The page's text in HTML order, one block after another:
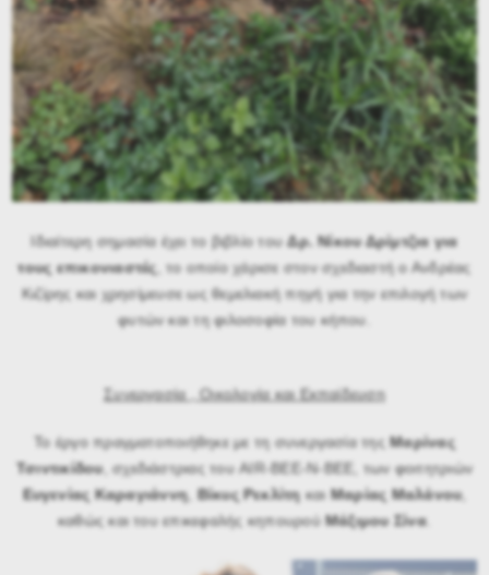
Ιδιαίτερη σημασία έχει το βιβλίο τουΔρ. Νίκου Δρίμτζια για
τους επικονιαστές, το οποίο χάρισε στον σχεδιαστή ο Ανδρέας
Κιζίρης και χρησίμευσε ως θεμελιακή πηγή για την επιλογή των
φυτών και τη φιλοσοφία του κήπου.
Συνεργασία , Οικολογία και Εκπαίδευση
Το έργο πραγματοποιήθηκε με τη συνεργασία τηςΜαρίνας
Τσιντικίδου, σχεδιάστριας του AIR-BEE-N-BEE, των φοιτητριών
Ευγενίας Καραγιάννη, Βίκυς Ρεκλίτηκαι Μαρίας Μαλάνου,
καθώς και του επικεφαλής κηπουρούΜάξιμου Σίνα.